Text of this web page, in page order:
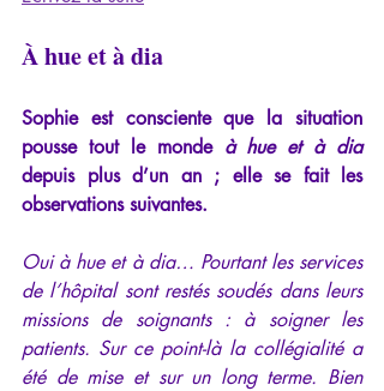
À hue et à dia
Sophie est consciente que la situation
pousse tout le monde à hue et à dia
depuis plus d’un an ; elle se fait les
observations suivantes.
Oui à hue et à dia… Pourtant les services
de l’hôpital sont restés soudés dans leurs
missions de soignants : à soigner les
patients. Sur ce point-là la collégialité a
été de mise et sur un long terme. Bien